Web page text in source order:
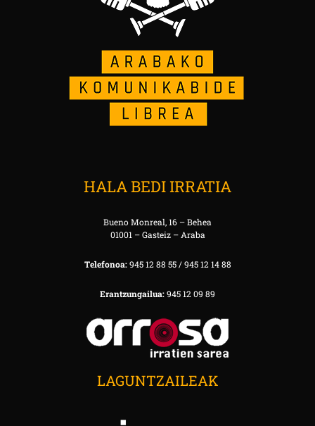
HALA BEDI IRRATIA
Bueno Monreal, 16 – Behea
01001 – Gasteiz – Araba
Telefonoa:945 12 88 55 / 945 12 14 88
Erantzungailua:945 12 09 89
LAGUNTZAILEAK